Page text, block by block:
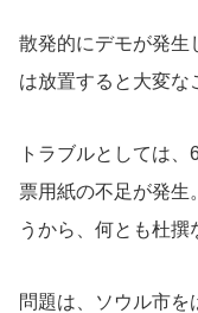
散発的にデモが発生
は放置すると大変な
トラブルとしては
票用紙の不足が発生
うから、何とも杜撰
問題は、ソウル市